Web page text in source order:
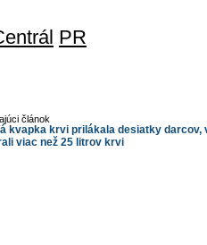
PR
článok
kvapka krvi prilákala desiatky darcov,
viac než 25 litrov krvi